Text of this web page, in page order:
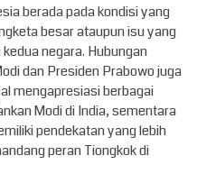
berada pada kondisi yang
besar ataupun isu yang
negara. Hubungan
dan Presiden Prabowo juga
mengapresiasi berbagai
Modi di India, sementara
pendekatan yang lebih
peran Tiongkok di